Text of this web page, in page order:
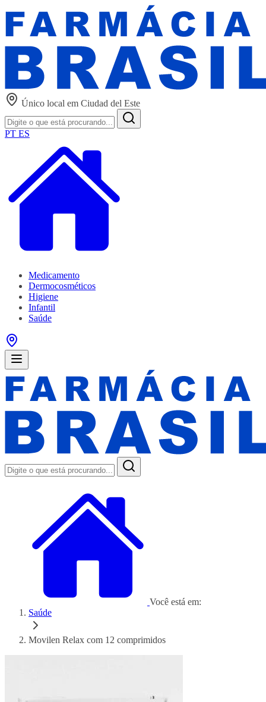
Único local em Ciudad del Este
PT ES
Medicamento
Dermocosméticos
Higiene
Infantil
Saúde
Você está em:
Saúde
Movilen Relax com 12 comprimidos